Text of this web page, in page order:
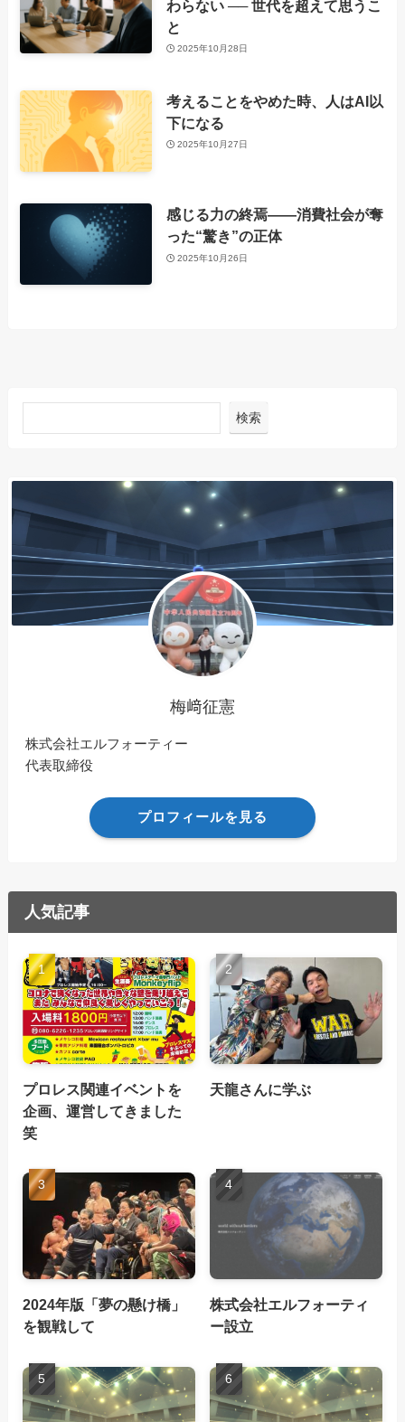
わらない ── 世代を超えて思うこ
と
2025年10月28日
考えることをやめた時、人はAI以
下になる
2025年10月27日
感じる力の終焉――消費社会が奪
った“驚き”の正体
2025年10月26日
検索
梅﨑征憲
株式会社エルフォーティー
代表取締役
プロフィールを見る
人気記事
プロレス関連イベントを
企画、運営してきました
笑
天龍さんに学ぶ
2024年版「夢の懸け橋」
を観戦して
株式会社エルフォーティ
ー設立